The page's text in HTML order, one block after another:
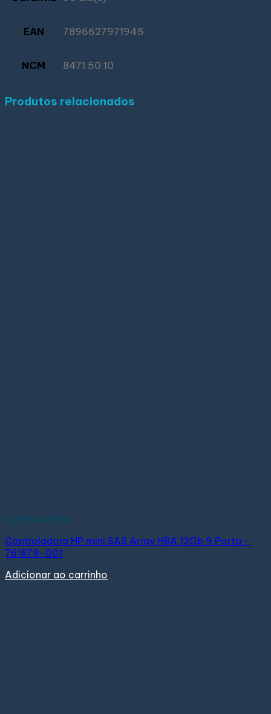
EAN 7896627971945
NCM 8471.50.10
Produtos relacionados
Controladora
Controladora HP mini SAS Array HBA 12Gb 9 Porta –
761879-001
Adicionar ao carrinho